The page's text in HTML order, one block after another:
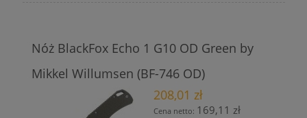
Nóż BlackFox Echo 1 G10 OD Green by
Mikkel Willumsen (BF-746 OD)
208,01 zł
Cena netto: 169,11 zł